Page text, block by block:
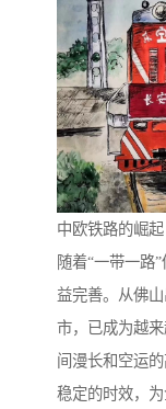
中欧铁路的崛起
随着“一带一路
益完善。从佛
市，已成为越
间漫长和空运
稳定的时效，